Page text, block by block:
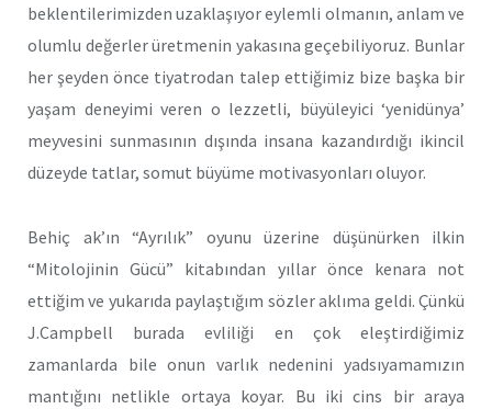
beklentilerimizden uzaklaşıyor eylemli olmanın, anlam ve
olumlu değerler üretmenin yakasına geçebiliyoruz. Bunlar
her şeyden önce tiyatrodan talep ettiğimiz bize başka bir
yaşam deneyimi veren o lezzetli, büyüleyici ‘yenidünya’
meyvesini sunmasının dışında insana kazandırdığı ikincil
düzeyde tatlar, somut büyüme motivasyonları oluyor.
Behiç ak’ın “Ayrılık” oyunu üzerine düşünürken ilkin
“Mitolojinin Gücü” kitabından yıllar önce kenara not
ettiğim ve yukarıda paylaştığım sözler aklıma geldi. Çünkü
J.Campbell burada evliliği en çok eleştirdiğimiz
zamanlarda bile onun varlık nedenini yadsıyamamızın
mantığını netlikle ortaya koyar. Bu iki cins bir araya